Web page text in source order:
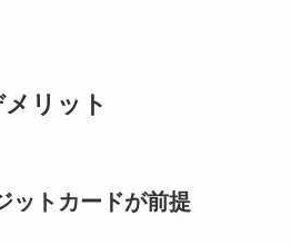
リット
ットカードが前提